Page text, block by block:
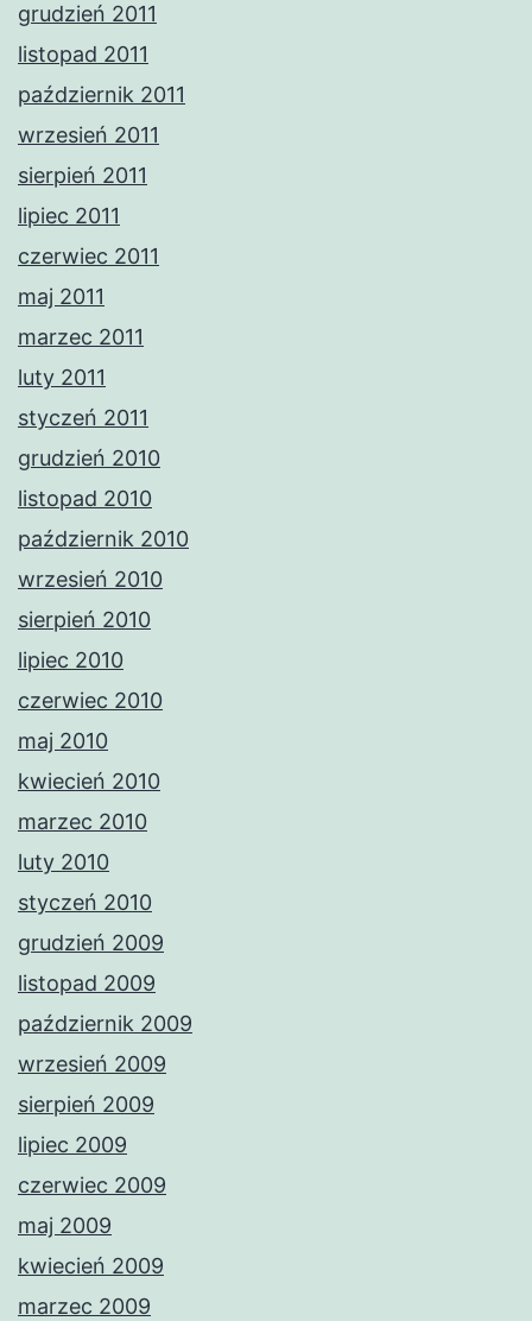
grudzień 2011
listopad 2011
październik 2011
wrzesień 2011
sierpień 2011
lipiec 2011
czerwiec 2011
maj 2011
marzec 2011
luty 2011
styczeń 2011
grudzień 2010
listopad 2010
październik 2010
wrzesień 2010
sierpień 2010
lipiec 2010
czerwiec 2010
maj 2010
kwiecień 2010
marzec 2010
luty 2010
styczeń 2010
grudzień 2009
listopad 2009
październik 2009
wrzesień 2009
sierpień 2009
lipiec 2009
czerwiec 2009
maj 2009
kwiecień 2009
marzec 2009